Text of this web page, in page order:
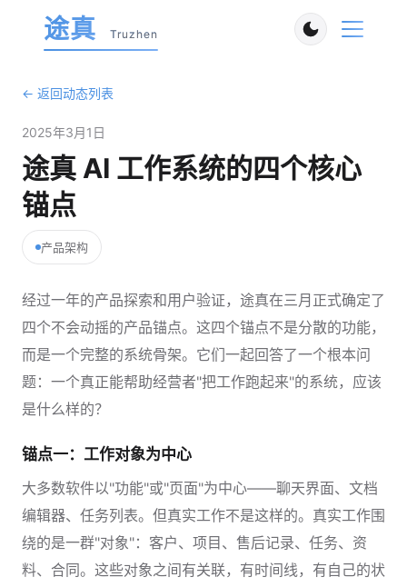
途真 Truzhen
← 返回动态列表
2025年3月1日
途真 AI 工作系统的四个核心
锚点
产品架构
经过一年的产品探索和用户验证，途真在三月正式确定了
四个不会动摇的产品锚点。这四个锚点不是分散的功能，
而是一个完整的系统骨架。它们一起回答了一个根本问
题：一个真正能帮助经营者"把工作跑起来"的系统，应该
是什么样的？
锚点一：工作对象为中心
大多数软件以"功能"或"页面"为中心——聊天界面、文档
编辑器、任务列表。但真实工作不是这样的。真实工作围
绕的是一群"对象"：客户、项目、售后记录、任务、资
料、合同。这些对象之间有关联，有时间线，有自己的状